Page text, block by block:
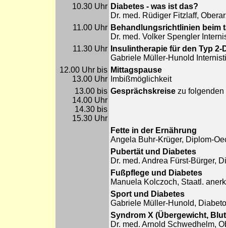
10.30 Uhr Diabetes - was ist das?
Dr. med. Rüdiger Fitzlaff,
11.00 Uhr Behandlungsrichtlinien beim
Dr. med. Volker Spengler
11.30 Uhr
Insulintherapie für den Typ 2-
Gabriele Müller-Hunold
12.00 Uhr bis
13.00 Uhr
Mittagspause
Imbißmöglichkeit
13.00 bis
14.00 Uhr
14.30 bis
15.30 Uhr
Gesprächskreise zu
Fette in der Ernährung
Angela Buhr-Krüger, Diplom-
Pubertät und Diabetes
Dr. med. Andrea Fürst-Bürger,
Fußpflege und Diabetes
Manuela Kolczoch, Staatl.
Sport und Diabetes
Gabriele Müller-Hunold,
Syndrom X (Übergewicht,
Dr. med. Arnold Schwedhelm,